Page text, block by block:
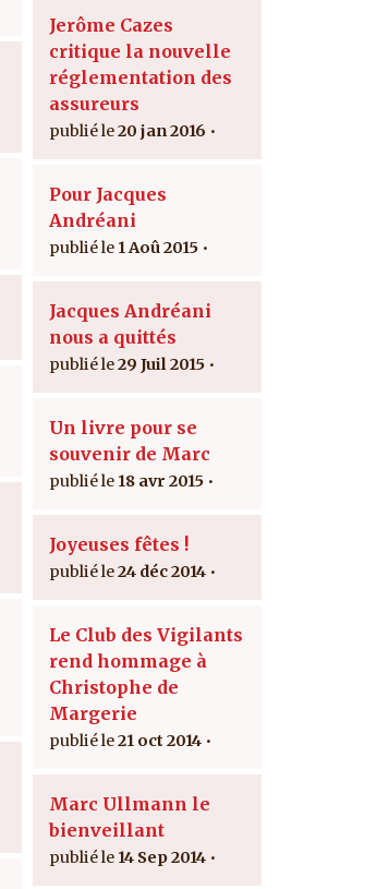
Jerôme Cazes
critique la nouvelle
réglementation des
assureurs
20 jan 2016
Pour Jacques
Andréani
1 Aoû 2015
Jacques Andréani
nous a quittés
29 Juil 2015
Un livre pour se
souvenir de Marc
18 avr 2015
Joyeuses fêtes !
24 déc 2014
Le Club des Vigilants
rend hommage à
Christophe de
Margerie
21 oct 2014
Marc Ullmann le
bienveillant
14 Sep 2014